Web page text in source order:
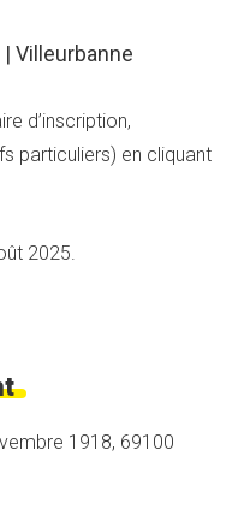
Villeurbanne
d’inscription,
particuliers) en cliquant
2025.
1918, 69100